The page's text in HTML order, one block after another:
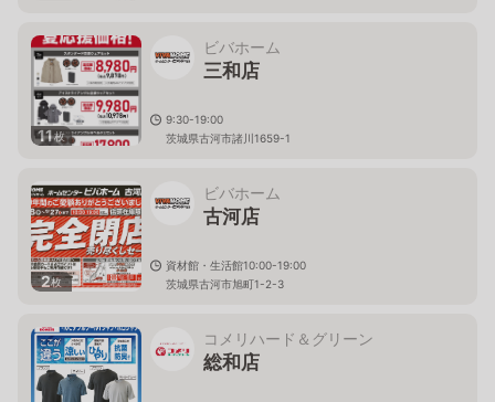
11枚
ビバホーム
三和店
9:30-19:00
茨城県古河市諸川1659-1
2枚
ビバホーム
古河店
資材館・生活館10:00-19:00
茨城県古河市旭町1-2-3
コメリハード＆グリーン
総和店